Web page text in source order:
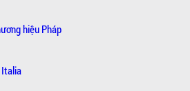
hiệu Pháp
Italia